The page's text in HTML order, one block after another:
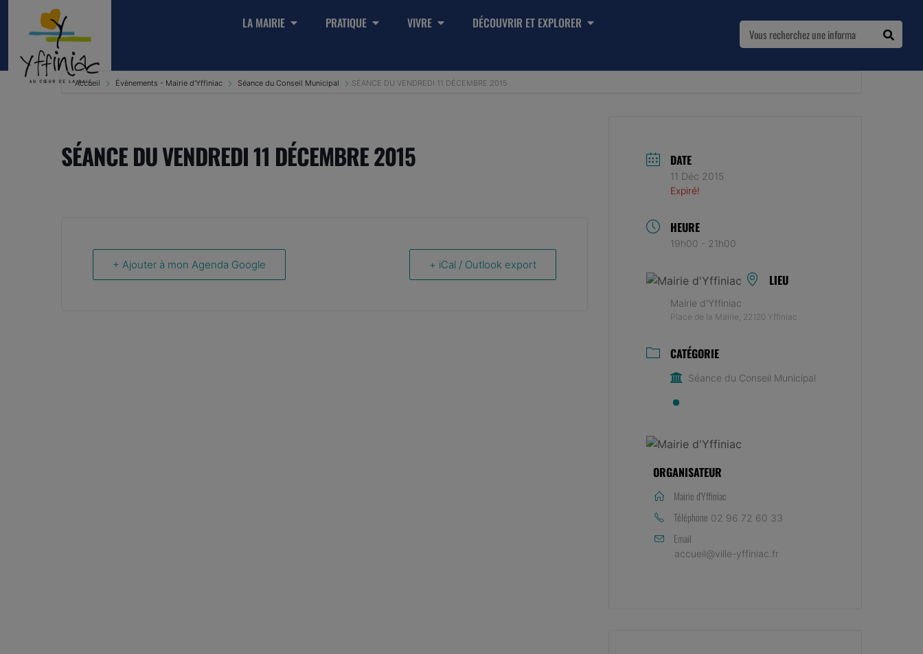
LA MAIRIE PRATIQUE VIVRE DÉCOUVRIR ET EXPLORER
Accueil Évènements - Mairie d'Yffiniac Séance du Conseil Municipal SÉANCE DU VENDREDI 11 DÉCEMBRE 2015
SÉANCE DU VENDREDI 11 DÉCEMBRE 2015
+ Ajouter à mon Agenda Google + iCal / Outlook export
DATE
11 Déc 2015
Expiré!
HEURE
19h00 - 21h00
LIEU
Mairie d'Yffiniac
Place de la Mairie, 22120 Yffiniac
CATÉGORIE
Séance du Conseil Municipal
ORGANISATEUR
Mairie d'Yffiniac
Téléphone 02 96 72 60 33
Email
accueil@ville-yffiniac.fr